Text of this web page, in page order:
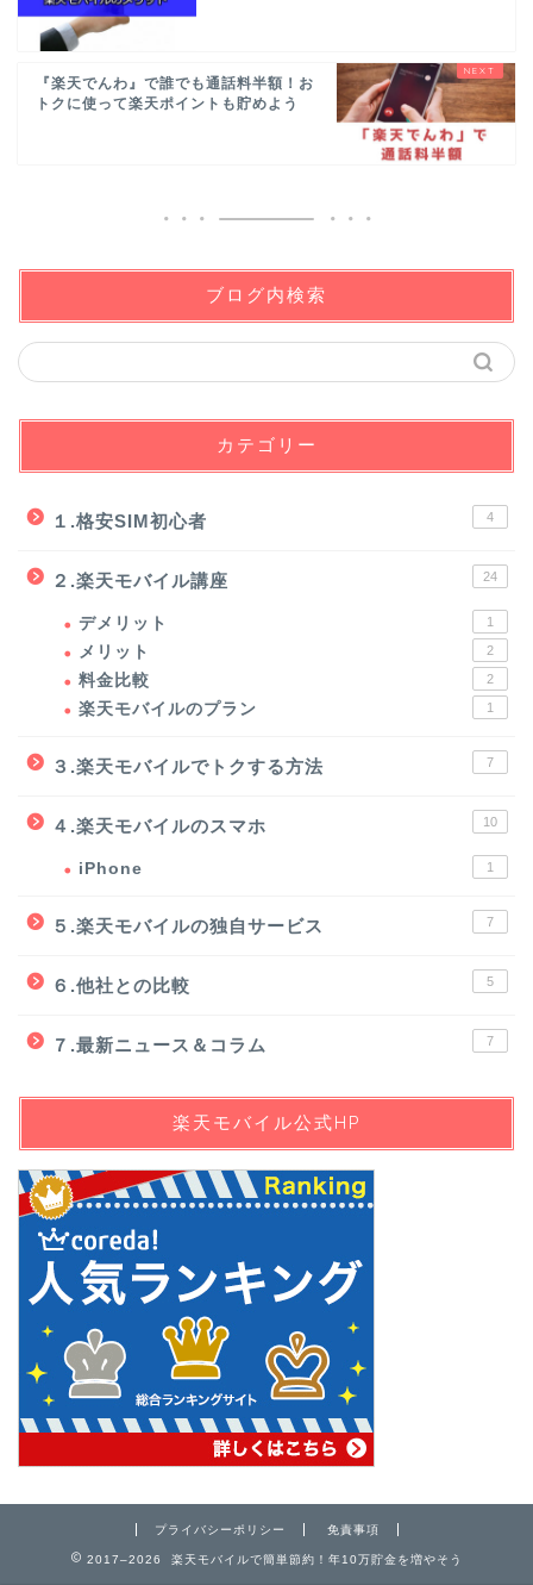
『楽天でんわ』で誰でも通話料半額！お
トクに使って楽天ポイントも貯めよう
ブログ内検索
カテゴリー
１.格安SIM初心者 4
２.楽天モバイル講座 24
デメリット 1
メリット 2
料金比較 2
楽天モバイルのプラン 1
３.楽天モバイルでトクする方法 7
４.楽天モバイルのスマホ 10
iPhone 1
５.楽天モバイルの独自サービス 7
６.他社との比較 5
７.最新ニュース＆コラム 7
楽天モバイル公式HP
プライバシーポリシー 免責事項
2017–2026 楽天モバイルで簡単節約！年10万貯金を増やそう